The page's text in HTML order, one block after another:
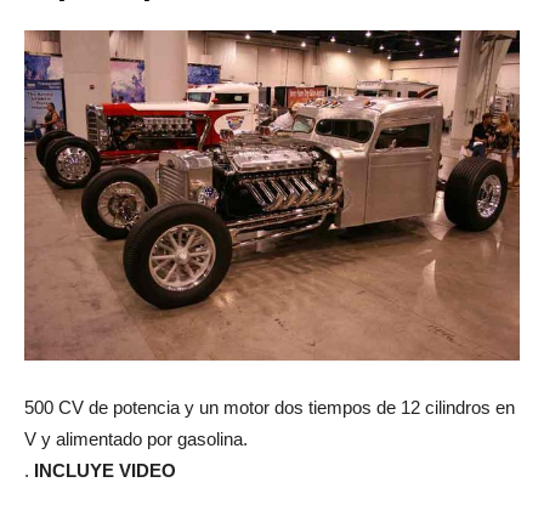
500 CV de potencia y un motor dos tiempos de 12 cilindros en
V y alimentado por gasolina.
. INCLUYE VIDEO